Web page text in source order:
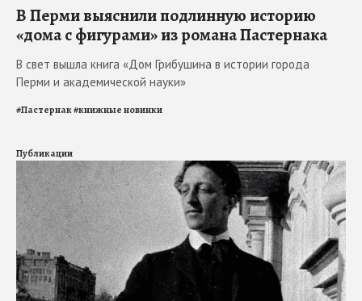
В Перми выяснили подлинную историю
«дома с фигурами» из романа Пастернака
В свет вышла книга «Дом Грибушина в истории города
Перми и академической науки»
#Пастернак#книжные новинки
Публикации